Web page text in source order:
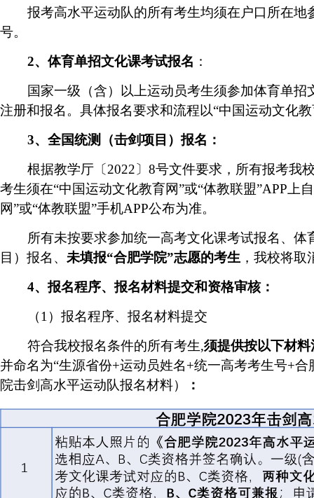
报考高水平运动队的所有考生均须在户口所在
号。
2、体育单招文化课考试报名 ：
国家一级（含）以上运动员考生须参加体育单招
注册和报名 。具体报名要求和流程以“中国运动文化
3、 全国统测（击剑项目）报名：
根据教学厅〔 2022 〕 8号文件要求，所有报考我
考生须在“中国运动文化教育网”或“体教联盟”APP 上
网”或“体教联盟”手机APP公布为准。
所有未按要求参加统一高考文化课考试报名、体
目）报名、 未填报“合肥学院”志愿的考生 ， 我校将取
4、报名程序、报名材料提交和资格审核：
（1 ）报名程序、报名材料提交
符合我校报名条件的所有考生,须提供按以下材
并命名为“生源省份+运动员姓名+统一高考考生号+合
院击剑高水平运动队报名材料）
：